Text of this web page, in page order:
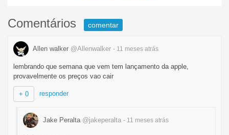
Comentários comentar
Allen walker @Allenwalker - 11 meses atrás
lembrando que semana que vem tem lançamento da apple,
provavelmente os preços vao cair
+ 0 responder
Jake Peralta @jakeperalta - 11 meses atrás